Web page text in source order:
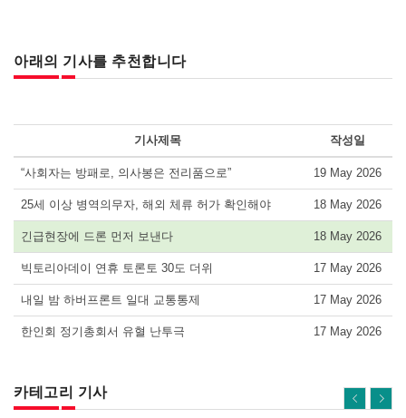
아래의 기사를 추천합니다
기사제목 작성일
“사회자는 방패로, 의사봉은 전리품으로” 19 May 2026
25세 이상 병역의무자, 해외 체류 허가 확인해야 18 May 2026
긴급현장에 드론 먼저 보낸다 18 May 2026
빅토리아데이 연휴 토론토 30도 더위 17 May 2026
내일 밤 하버프론트 일대 교통통제 17 May 2026
한인회 정기총회서 유혈 난투극 17 May 2026
카테고리 기사